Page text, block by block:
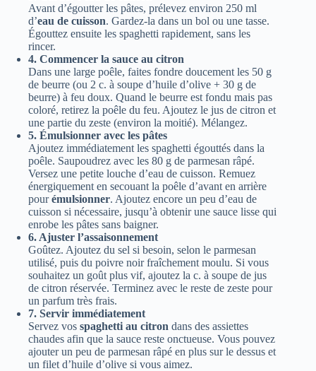
Avant d’égoutter les pâtes, prélevez environ 250 ml
d’eau de cuisson. Gardez-la dans un bol ou une tasse.
Égouttez ensuite les spaghetti rapidement, sans les
rincer.
4. Commencer la sauce au citron
Dans une large poêle, faites fondre doucement les 50 g
de beurre (ou 2 c. à soupe d’huile d’olive + 30 g de
beurre) à feu doux. Quand le beurre est fondu mais pas
coloré, retirez la poêle du feu. Ajoutez le jus de citron et
une partie du zeste (environ la moitié). Mélangez.
5. Émulsionner avec les pâtes
Ajoutez immédiatement les spaghetti égouttés dans la
poêle. Saupoudrez avec les 80 g de parmesan râpé.
Versez une petite louche d’eau de cuisson. Remuez
énergiquement en secouant la poêle d’avant en arrière
pourémulsionner. Ajoutez encore un peu d’eau de
cuisson si nécessaire, jusqu’à obtenir une sauce lisse qui
enrobe les pâtes sans baigner.
6. Ajuster l’assaisonnement
Goûtez. Ajoutez du sel si besoin, selon le parmesan
utilisé, puis du poivre noir fraîchement moulu. Si vous
souhaitez un goût plus vif, ajoutez la c. à soupe de jus
de citron réservée. Terminez avec le reste de zeste pour
un parfum très frais.
7. Servir immédiatement
Servez vos spaghetti au citron dans des assiettes
chaudes afin que la sauce reste onctueuse. Vous pouvez
ajouter un peu de parmesan râpé en plus sur le dessus et
un filet d’huile d’olive si vous aimez.